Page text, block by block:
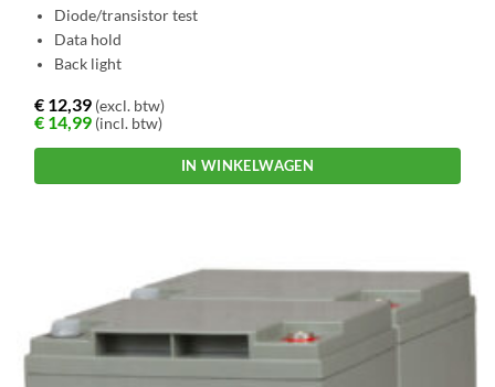
Diode/transistor test
Data hold
Back light
€ 12,39 (excl. btw)
€ 14,99 (incl. btw)
IN WINKELWAGEN